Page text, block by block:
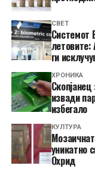
СВЕТ
Системот
летовите:
ги
ХРОНИКА
извади
избегало
КУЛТУРА
уникатно
Охрид